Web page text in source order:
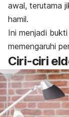
awal, terutama
hamil.
Ini menjadi
memengaruhi
Ciri-ciri